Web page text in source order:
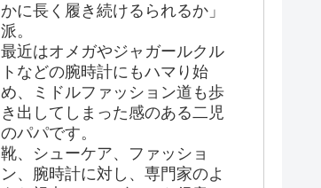
かに長く履き続けるられるか」
派。
最近はオメガやジャガールクル
トなどの腕時計にもハマり始
め、ミドルファッション道も歩
き出してしまった感のある二児
のパパです。
靴、シューケア、ファッショ
ン、腕時計に対し、専門家のよ